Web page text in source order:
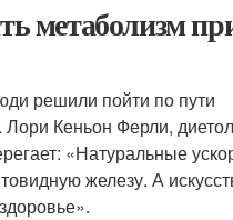
метаболизм
решили пойти по пути
Кеньон Ферли,
«Натуральные
железу. А